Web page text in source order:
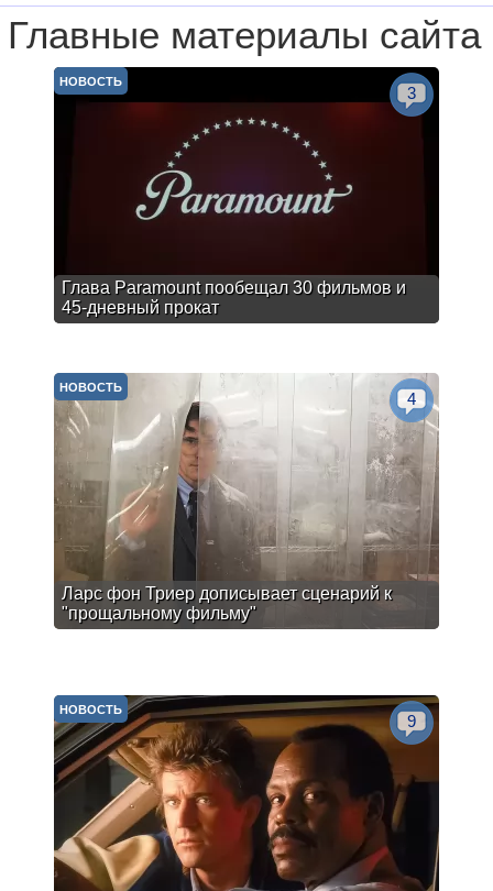
Главные материалы сайта
Глава Paramount пообещал 30 фильмов и
45-дневный прокат
НОВОСТЬ
3
Ларс фон Триер дописывает сценарий к
"прощальному фильму"
НОВОСТЬ
4
НОВОСТЬ
9